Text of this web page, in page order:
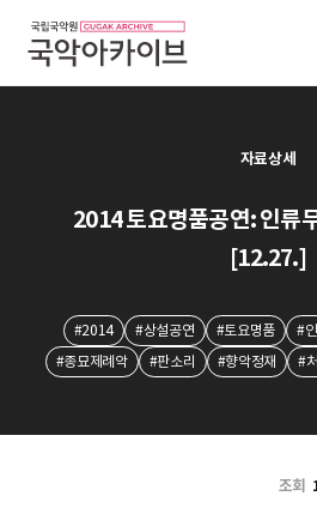
자료상세
2014 토요명품공연: 인류
[12.27.]
#2014 #상설공연 #토요명품 #
#종묘제례악
#판소리 #향악정재 #
조회